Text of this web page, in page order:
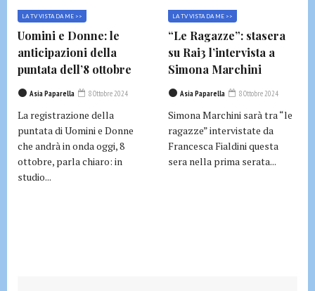
LA TV VISTA DA ME >>
Uomini e Donne: le
anticipazioni della
puntata dell’8 ottobre
Asia Paparella 8 Ottobre 2024
La registrazione della
puntata di Uomini e Donne
che andrà in onda oggi, 8
ottobre, parla chiaro: in
studio...
LA TV VISTA DA ME >>
“Le Ragazze”: stasera
su Rai3 l’intervista a
Simona Marchini
Asia Paparella 8 Ottobre 2024
Simona Marchini sarà tra “le
ragazze” intervistate da
Francesca Fialdini questa
sera nella prima serata...